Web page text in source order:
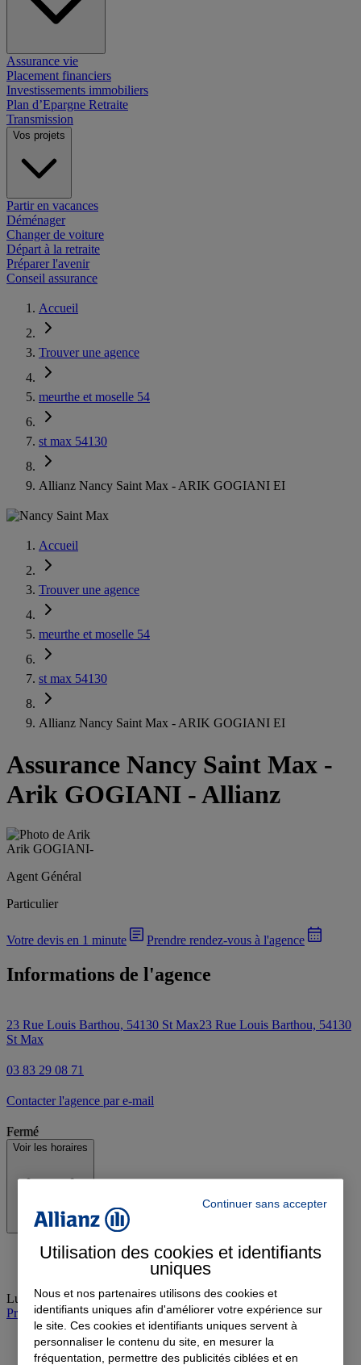
Assurance vie
Placement financiers
Investissements immobiliers
Plan d’Epargne Retraite
Transmission
Vos projets
Partir en vacances
Déménager
Changer de voiture
Départ à la retraite
Préparer l'avenir
Conseil assurance
Accueil
Trouver une agence
meurthe et moselle 54
st max 54130
Allianz Nancy Saint Max - ARIK GOGIANI EI
Accueil
Trouver une agence
meurthe et moselle 54
st max 54130
Allianz Nancy Saint Max - ARIK GOGIANI EI
Assurance Nancy Saint Max -
Arik GOGIANI - Allianz
Arik GOGIANI-
Agent Général
Particulier
Votre devis en 1 minute Prendre rendez-vous à l'agence
Informations de l'agence
23 Rue Louis Barthou, 54130 St Max23 Rue Louis Barthou, 54130
St Max
03 83 29 08 71
Contacter l'agence par e-mail
Fermé
Voir les horaires
Lundi: 14:00-17:30
Prendre rendez-vous à l'agence
Continuer sans accepter
Utilisation des cookies et identifiants
uniques
Nous et nos partenaires utilisons des cookies et
identifiants uniques afin d'améliorer votre expérience sur
le site. Ces cookies et identifiants uniques servent à
personnaliser le contenu du site, en mesurer la
fréquentation, permettre des publicités ciblées et en